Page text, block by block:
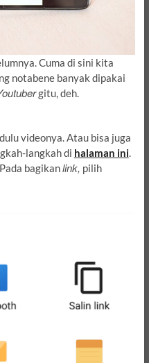
Cuma di sini kita
notabene banyak dipakai
gitu, deh.
videonya. Atau bisa juga
langkah di halaman ini.
bagikanlink, pilih